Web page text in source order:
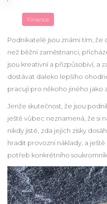
Finance
Podnikatelé jsou známi tím, že
než běžní zaměstnanci,
jsou kreativní a přizpůsobiví, a
dostávat daleko lepšího
pracují pro někoho jiného jako
Jenže skutečnost, že jsou
ještě vůbec neznamená, že si
nikdy jisté, zda jejich zisky
hradit provozní náklady, a
potřeb konkrétního